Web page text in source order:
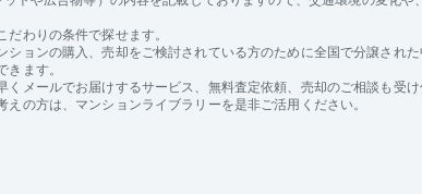
わりの条件で探せます。
ョンの購入、売却をご検討されている方のために全国で分譲され
ます。
メールでお届けするサービス、無料査定依頼、売却のご相談も受け
の方は、マンションライブラリーを是非ご活用ください。